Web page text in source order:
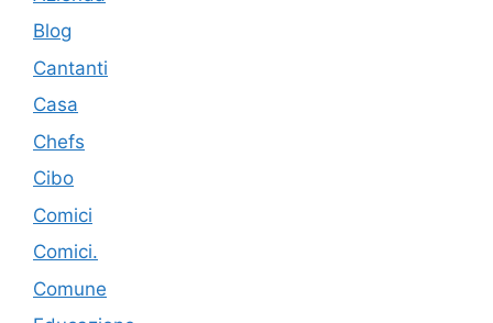
Blog
Cantanti
Casa
Chefs
Cibo
Comici
Comici.
Comune